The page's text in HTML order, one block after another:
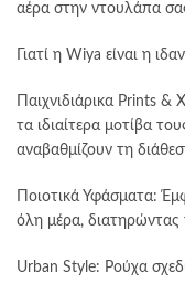
αέρα στην ντουλάπα
Γιατί η Wiya είναι η
Παιχνιδιάρικα Prints
τα ιδιαίτερα μοτίβα
αναβαθμίζουν τη
Ποιοτικά Υφάσματα:
όλη μέρα,
Urban Style: Ρούχα